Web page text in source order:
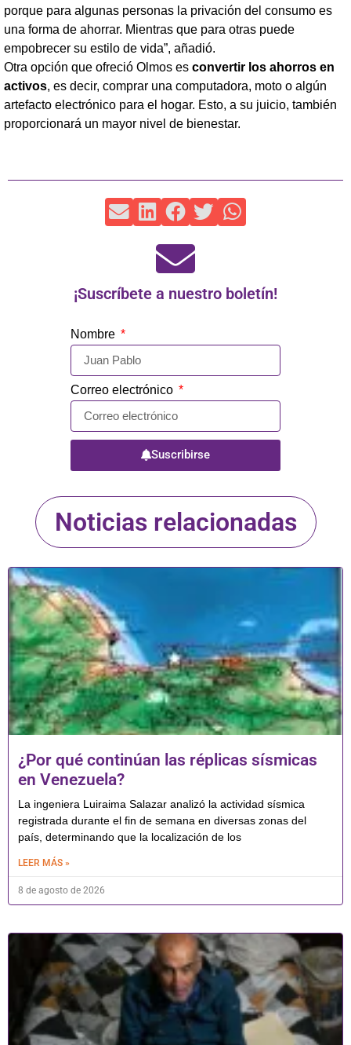
porque para algunas personas la privación del consumo es
una forma de ahorrar. Mientras que para otras puede
empobrecer su estilo de vida”, añadió.
Otra opción que ofreció Olmos es convertir los ahorros en
activos, es decir, comprar una computadora, moto o algún
artefacto electrónico para el hogar. Esto, a su juicio, también
proporcionará un mayor nivel de bienestar.
¡Suscríbete a nuestro boletín!
Nombre
Correo electrónico
Suscribirse
Noticias relacionadas
¿Por qué continúan las réplicas sísmicas
en Venezuela?
La ingeniera Luiraima Salazar analizó la actividad sísmica
registrada durante el fin de semana en diversas zonas del
país, determinando que la localización de los
LEER MÁS »
8 de agosto de 2026